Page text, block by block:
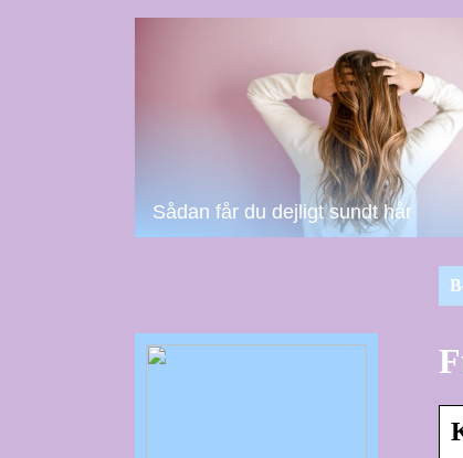
Sådan får du dejligt sundt hår